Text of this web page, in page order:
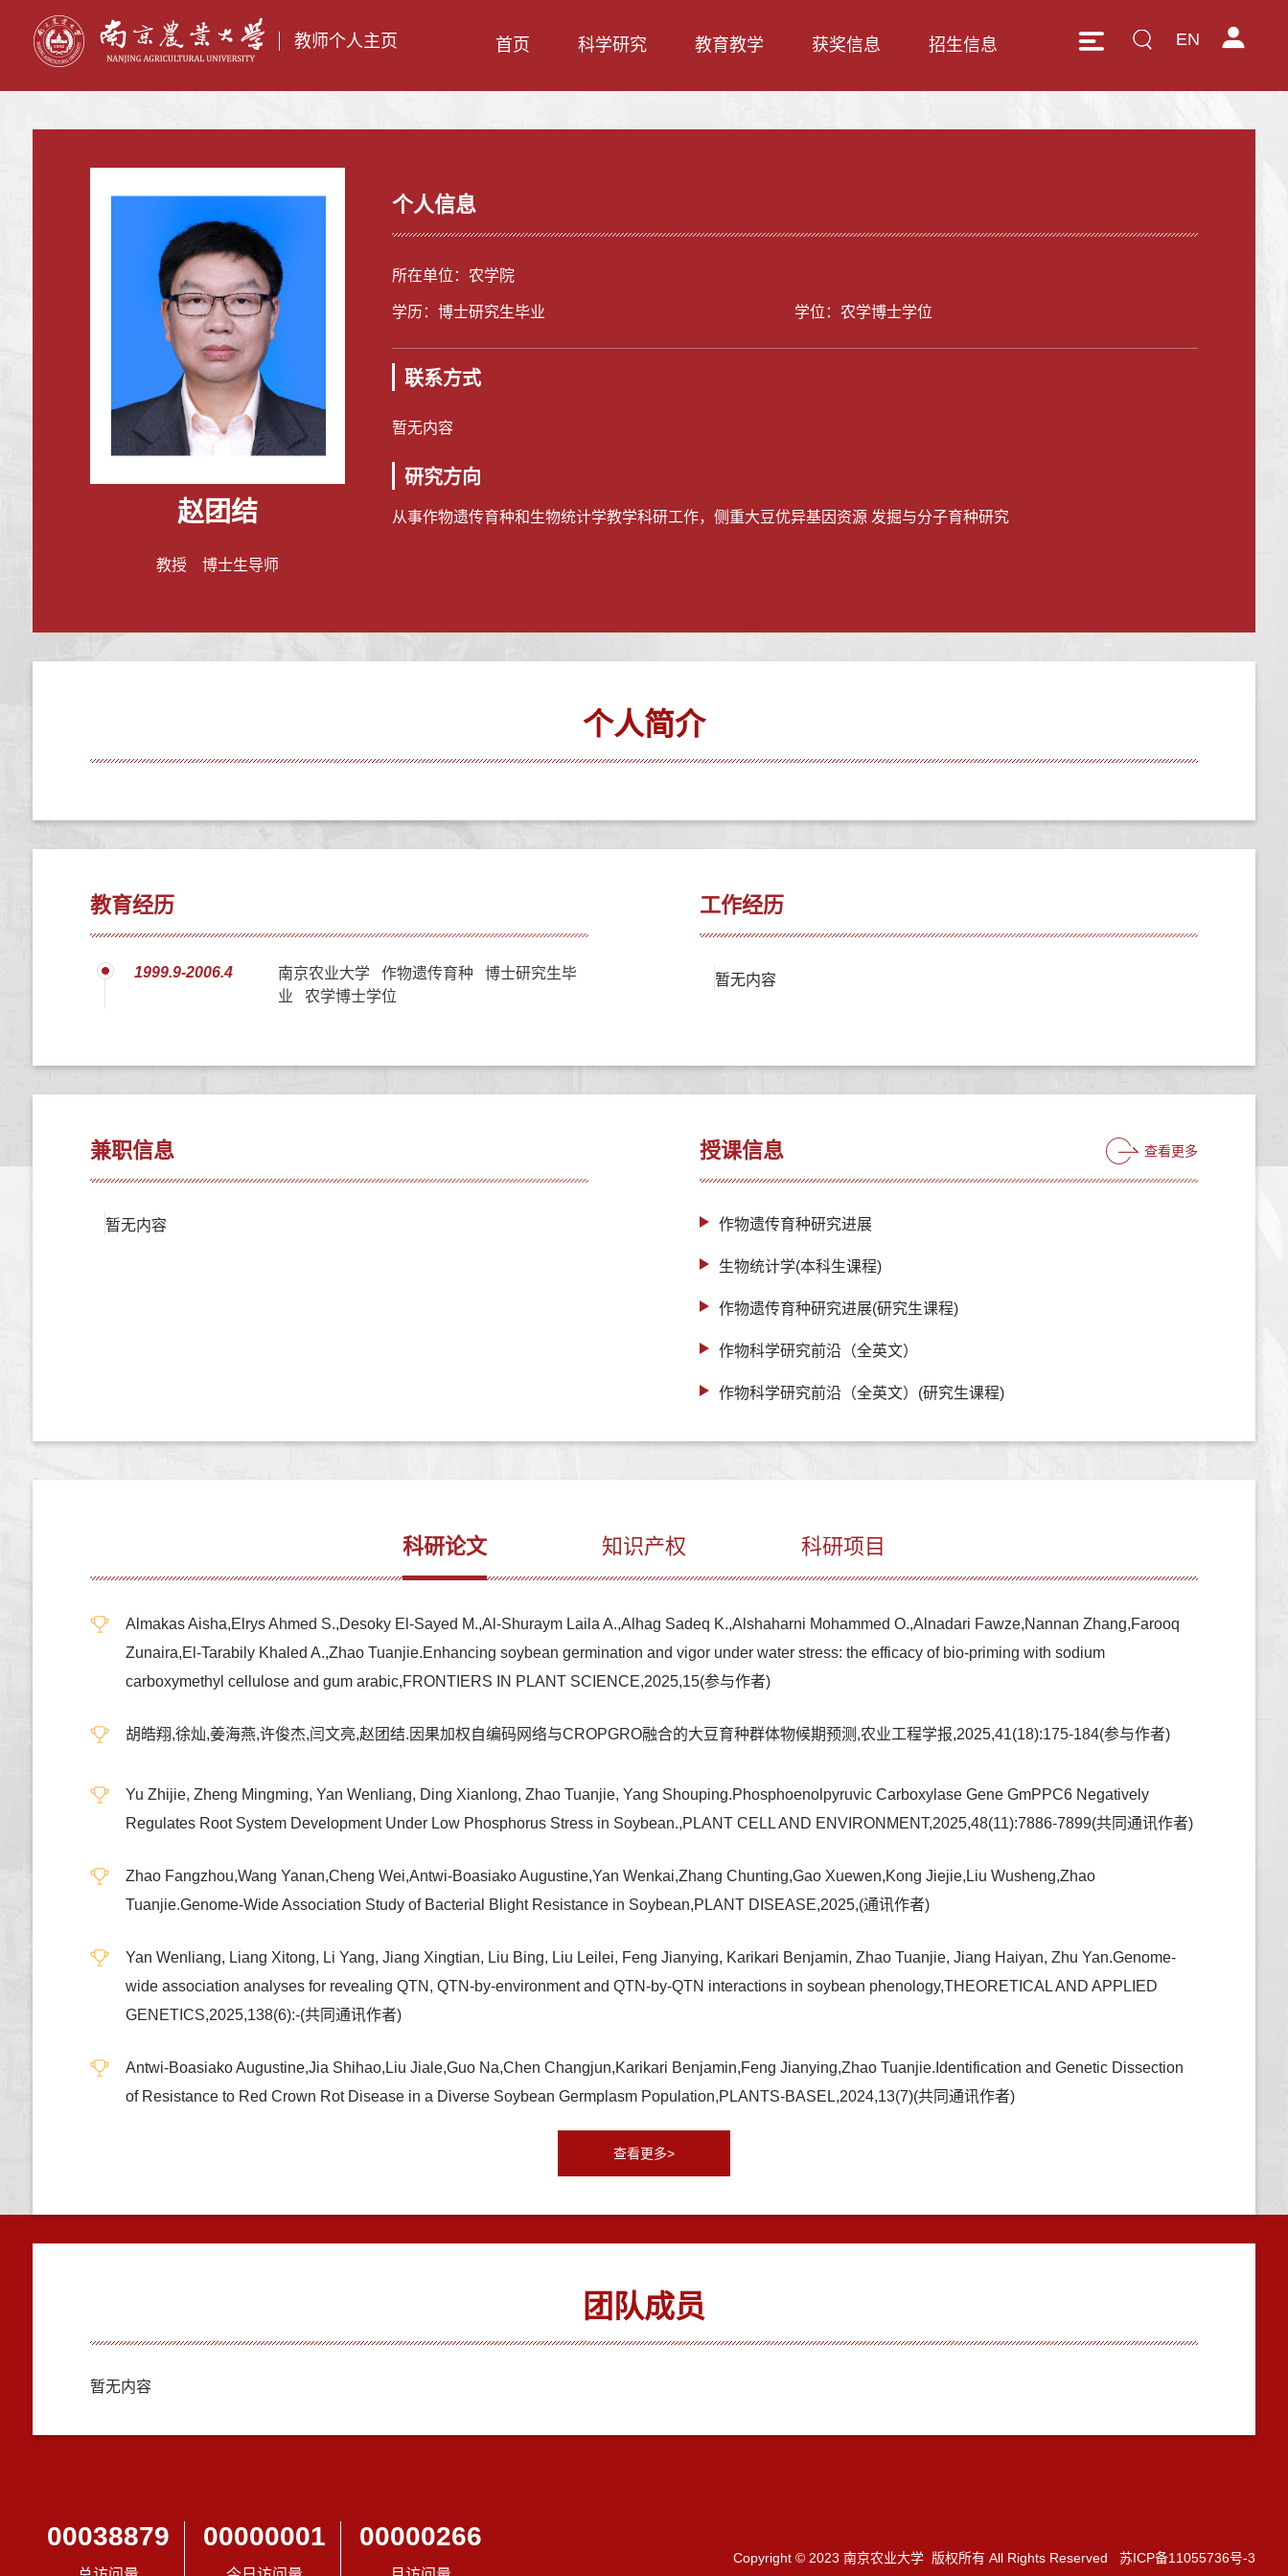
教师个人主页 EN
首页 科学研究 教育教学 获奖信息 招生信息
赵团结
教授 博士生导师
个人信息
所在单位：农学院
学历：博士研究生毕业 学位：农学博士学位
联系方式
暂无内容
研究方向
从事作物遗传育种和生物统计学教学科研工作，侧重大豆优异基因资源 发掘与分子育种研究
个人简介
教育经历
1999.9-2006.4
南京农业大学 作物遗传育种 博士研究生毕
业 农学博士学位
工作经历
暂无内容
兼职信息
暂无内容
授课信息 查看更多
作物遗传育种研究进展
生物统计学(本科生课程)
作物遗传育种研究进展(研究生课程)
作物科学研究前沿（全英文）
作物科学研究前沿（全英文）(研究生课程)
科研论文 知识产权 科研项目
Almakas Aisha,Elrys Ahmed S.,Desoky El-Sayed M.,Al-Shuraym Laila A.,Alhag Sadeq K.,Alshaharni Mohammed O.,Alnadari Fawze,Nannan Zhang,Farooq
Zunaira,El-Tarabily Khaled A.,Zhao Tuanjie.Enhancing soybean germination and vigor under water stress: the efficacy of bio-priming with sodium
carboxymethyl cellulose and gum arabic,FRONTIERS IN PLANT SCIENCE,2025,15(参与作者)
胡皓翔,徐灿,姜海燕,许俊杰,闫文亮,赵团结.因果加权自编码网络与CROPGRO融合的大豆育种群体物候期预测,农业工程学报,2025,41(18):175-184(参与作者)
Yu Zhijie, Zheng Mingming, Yan Wenliang, Ding Xianlong, Zhao Tuanjie, Yang Shouping.Phosphoenolpyruvic Carboxylase Gene GmPPC6 Negatively
Regulates Root System Development Under Low Phosphorus Stress in Soybean.,PLANT CELL AND ENVIRONMENT,2025,48(11):7886-7899(共同通讯作者)
Zhao Fangzhou,Wang Yanan,Cheng Wei,Antwi-Boasiako Augustine,Yan Wenkai,Zhang Chunting,Gao Xuewen,Kong Jiejie,Liu Wusheng,Zhao
Tuanjie.Genome-Wide Association Study of Bacterial Blight Resistance in Soybean,PLANT DISEASE,2025,(通讯作者)
Yan Wenliang, Liang Xitong, Li Yang, Jiang Xingtian, Liu Bing, Liu Leilei, Feng Jianying, Karikari Benjamin, Zhao Tuanjie, Jiang Haiyan, Zhu Yan.Genome-
wide association analyses for revealing QTN, QTN-by-environment and QTN-by-QTN interactions in soybean phenology,THEORETICAL AND APPLIED
GENETICS,2025,138(6):-(共同通讯作者)
Antwi-Boasiako Augustine,Jia Shihao,Liu Jiale,Guo Na,Chen Changjun,Karikari Benjamin,Feng Jianying,Zhao Tuanjie.Identification and Genetic Dissection
of Resistance to Red Crown Rot Disease in a Diverse Soybean Germplasm Population,PLANTS-BASEL,2024,13(7)(共同通讯作者)
查看更多>
团队成员
暂无内容
00038879 00000001 00000266
Copyright © 2023 南京农业大学 版权所有 All Rights Reserved 苏ICP备11055736号-3